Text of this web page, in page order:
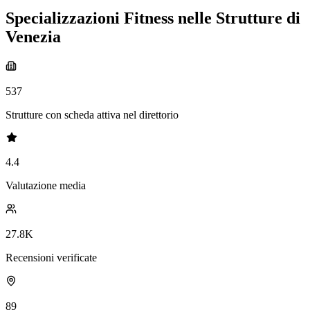
Specializzazioni Fitness nelle Strutture di
Venezia
537
Strutture con scheda attiva nel direttorio
4.4
Valutazione media
27.8K
Recensioni verificate
89